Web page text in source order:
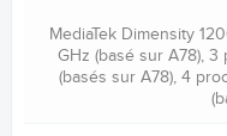
MediaTek Dimensity
GHz (basé sur A78),
(basés sur A78), 4